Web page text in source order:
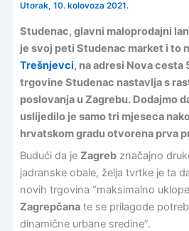
Utorak, 10. kolovoza 2021.
Studenac, glavni maloprodajni
je svoj peti Studenac market i to
Trešnjevci, na adresi Nova
trgovine Studenac nastavlja s
poslovanja u Zagrebu. Dodajmo
uslijedilo je samo tri mjeseca
hrvatskom gradu otvorena prva
Budući da je Zagrebznačajno
jadranske obale, želja tvrtke je ta
novih trgovina “maksimalno
Zagrepčanate se prilagode
dinamične urbane sredine”.